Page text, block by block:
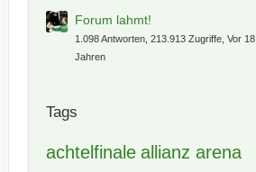
Forum lahmt!
1.098 Antworten, 213.913 Zugriffe, Vor 18
Jahren
Tags
achtelfinale allianz arena